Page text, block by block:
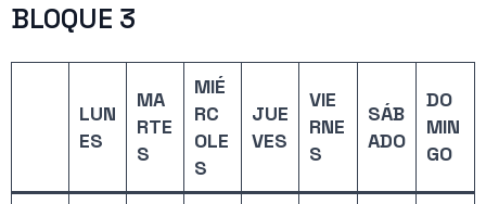
BLOQUE 3
LUN
ES
MA
RTE
S
MIÉ
RC
OLE
S
JUE
VES
VIE
RNE
S
SÁB
ADO
DO
MIN
GO